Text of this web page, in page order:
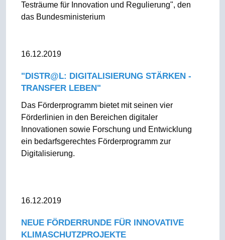
Testräume für Innovation und Regulierung", den
das Bundesministerium
16.12.2019
"DISTR@L: DIGITALISIERUNG STÄRKEN -
TRANSFER LEBEN"
Das Förderprogramm bietet mit seinen vier
Förderlinien in den Bereichen digitaler
Innovationen sowie Forschung und Entwicklung
ein bedarfsgerechtes Förderprogramm zur
Digitalisierung.
16.12.2019
NEUE FÖRDERRUNDE FÜR INNOVATIVE
KLIMASCHUTZPROJEKTE